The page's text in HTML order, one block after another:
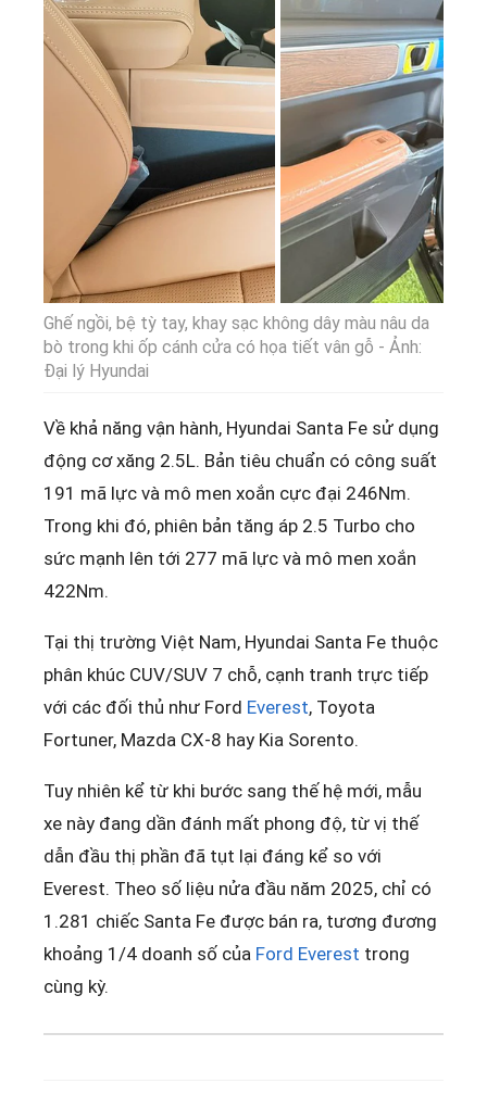
Ghế ngồi, bệ tỳ tay, khay sạc không dây màu nâu da
bò trong khi ốp cánh cửa có họa tiết vân gỗ - Ảnh:
Đại lý Hyundai
Về khả năng vận hành, Hyundai Santa Fe sử dụng
động cơ xăng 2.5L. Bản tiêu chuẩn có công suất
191 mã lực và mô men xoắn cực đại 246Nm.
Trong khi đó, phiên bản tăng áp 2.5 Turbo cho
sức mạnh lên tới 277 mã lực và mô men xoắn
422Nm.
Tại thị trường Việt Nam, Hyundai Santa Fe thuộc
phân khúc CUV/SUV 7 chỗ, cạnh tranh trực tiếp
với các đối thủ như Ford Everest, Toyota
Fortuner, Mazda CX-8 hay Kia Sorento.
Tuy nhiên kể từ khi bước sang thế hệ mới, mẫu
xe này đang dần đánh mất phong độ, từ vị thế
dẫn đầu thị phần đã tụt lại đáng kể so với
Everest. Theo số liệu nửa đầu năm 2025, chỉ có
1.281 chiếc Santa Fe được bán ra, tương đương
khoảng 1/4 doanh số của Ford Everest trong
cùng kỳ.